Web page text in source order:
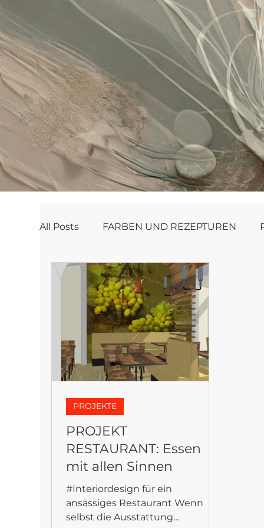
All Posts FARBEN UND REZEPTUREN
FANTASYFLOOR
PROJEKT
RESTAURANT: Essen
mit allen Sinnen
#Interiordesign für ein
ansässiges Restaurant Wenn
selbst die Ausstattung
PROJEKTE